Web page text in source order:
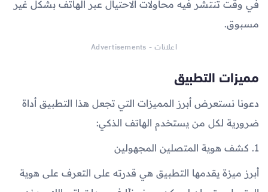
في وقت تنتشر فيه محاولات الاحتيال عبر الهاتف بشكل غير
مسبوق.
اعلانات - Advertisements
مميزات التطبيق
دعونا نستعرض أبرز المميزات التي تجعل هذا التطبيق أداة
ضرورية لكل من يستخدم الهاتف الذكي:
1. كشف هوية المتصلين المجهولين
أبرز ميزة يقدمها التطبيق هي قدرته على التعرف على هوية